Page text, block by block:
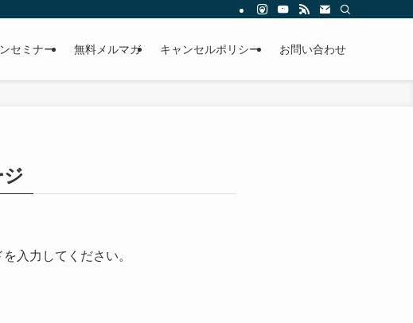
セミナー 無料メルマガ キャンセルポリシー お問い合わせ
入力してください。